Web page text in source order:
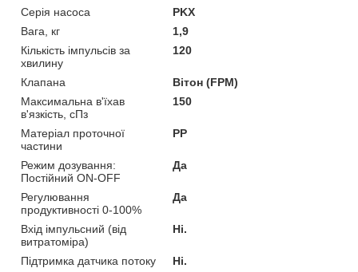
Серія насоса
PKX
Вага, кг
1,9
Кількість імпульсів за
хвилину
120
Клапана
Вітон (FPM)
Максимальна в'їхав
в'язкість, сПз
150
Матеріал проточної
частини
PP
Режим дозування:
Постійний ON-OFF
Да
Регулювання
продуктивності 0-100%
Да
Вхід імпульсний (від
витратоміра)
Ні.
Підтримка датчика потоку
Ні.